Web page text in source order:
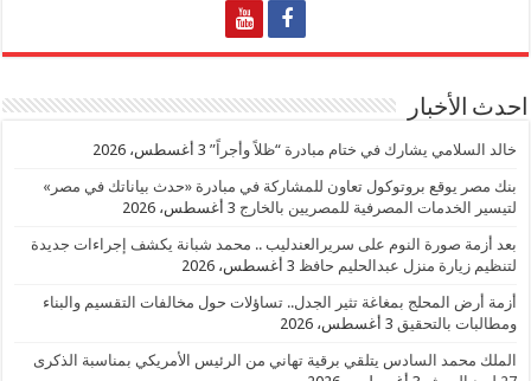
احدث الأخبار
خالد السلامي يشارك في ختام مبادرة “ظلاً وأجراً” 3 أغسطس، 2026
بنك مصر يوقع بروتوكول تعاون للمشاركة في مبادرة «حدث بياناتك في مصر»
لتيسير الخدمات المصرفية للمصريين بالخارج 3 أغسطس، 2026
بعد أزمة صورة النوم على سريرالعندليب .. محمد شبانة يكشف إجراءات جديدة
لتنظيم زيارة منزل عبدالحليم حافظ 3 أغسطس، 2026
أزمة أرض المحلج بمغاغة تثير الجدل.. تساؤلات حول مخالفات التقسيم والبناء
ومطالبات بالتحقيق 3 أغسطس، 2026
الملك محمد السادس يتلقي برقية تهاني من الرئيس الأمريكي بمناسبة الذكرى